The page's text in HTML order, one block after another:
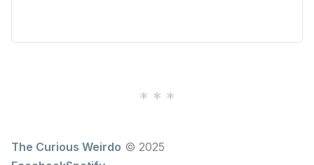
The Curious Weirdo © 2025